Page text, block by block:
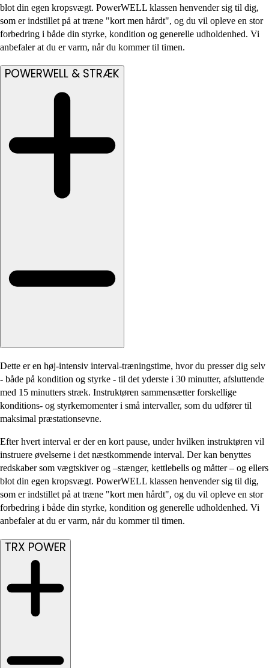
blot din egen kropsvægt. PowerWELL klassen henvender sig til dig,
som er indstillet på at træne "kort men hårdt", og du vil opleve en stor
forbedring i både din styrke, kondition og generelle udholdenhed. Vi
anbefaler at du er varm, når du kommer til timen.
POWERWELL & STRÆK
Dette er en høj-intensiv interval-træningstime, hvor du presser dig selv
- både på kondition og styrke - til det yderste i 30 minutter, afsluttende
med 15 minutters stræk. Instruktøren sammensætter forskellige
konditions- og styrkemomenter i små intervaller, som du udfører til
maksimal præstationsevne.
Efter hvert interval er der en kort pause, under hvilken instruktøren vil
instruere øvelserne i det næstkommende interval. Der kan benyttes
redskaber som vægtskiver og –stænger, kettlebells og måtter – og ellers
blot din egen kropsvægt. PowerWELL klassen henvender sig til dig,
som er indstillet på at træne "kort men hårdt", og du vil opleve en stor
forbedring i både din styrke, kondition og generelle udholdenhed. Vi
anbefaler at du er varm, når du kommer til timen.
TRX POWER